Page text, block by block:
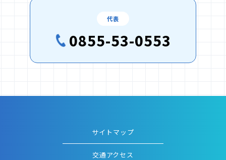
代表
0855-53-0553
サイトマップ
交通アクセス